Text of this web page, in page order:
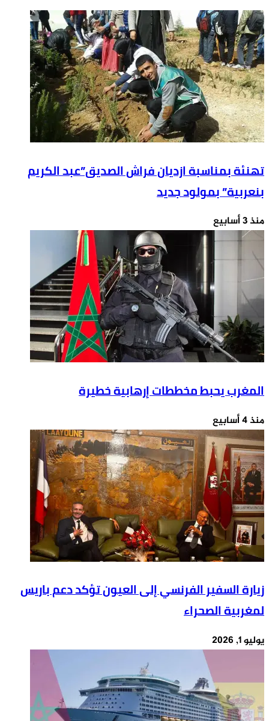
التحقيقات
الفدرالي
الأمريكي(FBI)والمديرية
العامة
للأمن
الوطني
المغربي(DGST)+
فيديو
تهنئة بمناسبة ازديان فراش الصديق”عبد الكريم
بنعربية” بمولود جديد
منذ 3 أسابيع
المغرب يحبط مخططات إرهابية خطيرة
منذ 4 أسابيع
زيارة السفير الفرنسي إلى العيون تؤكد دعم باريس
لمغربية الصحراء
يوليو 1, 2026